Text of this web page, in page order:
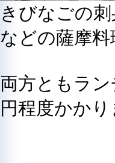
きびなごの
などの薩摩
両方ともラ
円程度かかり